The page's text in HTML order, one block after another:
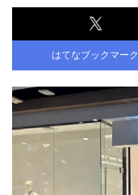
はてなブックマーク